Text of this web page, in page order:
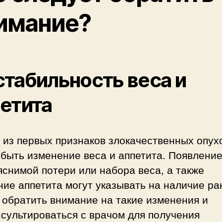
веса и
первых признаков злокачественных
изменение веса и аппетита. Появление
потери или набора веса, а также
аппетита могут указывать на наличие
внимание на такие изменения и
с врачом для получения